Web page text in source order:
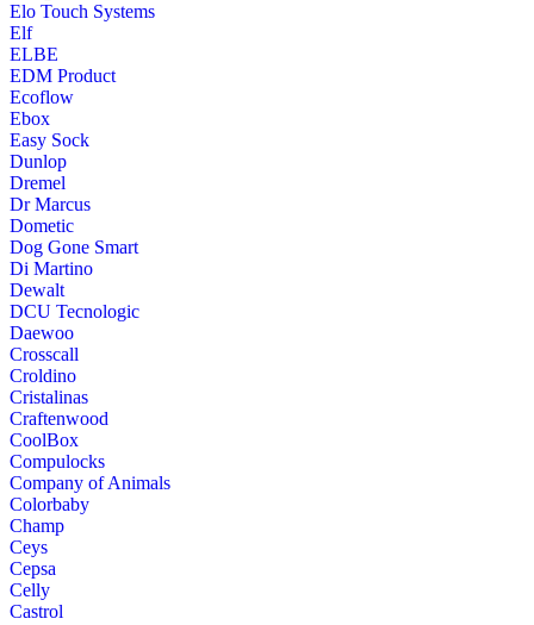
Elo Touch Systems
Elf
ELBE
EDM Product
Ecoflow
Ebox
Easy Sock
Dunlop
Dremel
Dr Marcus
Dometic
Dog Gone Smart
Di Martino
Dewalt
DCU Tecnologic
Daewoo
Crosscall
Croldino
Cristalinas
Craftenwood
CoolBox
Compulocks
Company of Animals
Colorbaby
Champ
Ceys
Cepsa
Celly
Castrol